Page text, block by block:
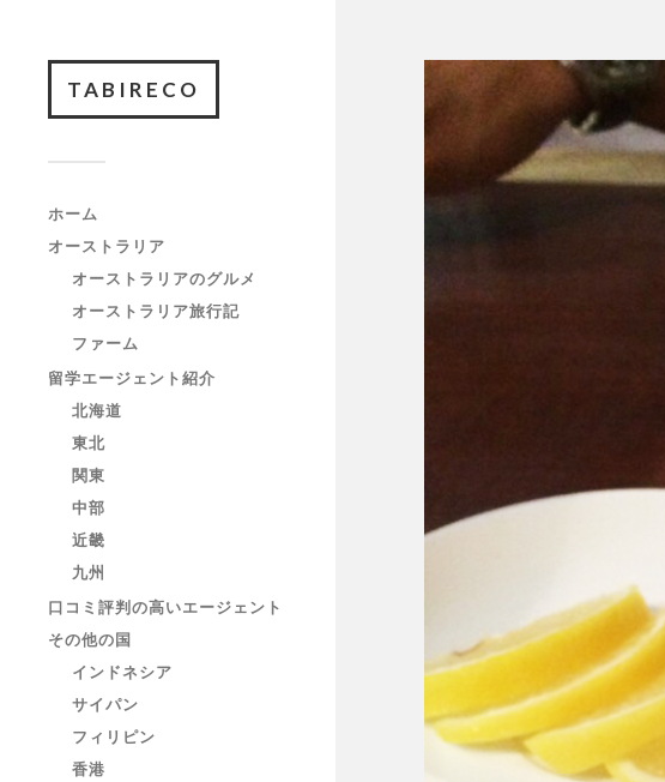
TABIRECO
ホーム
オーストラリア
オーストラリアのグルメ
オーストラリア旅行記
ファーム
留学エージェント紹介
北海道
東北
関東
中部
近畿
九州
口コミ評判の高いエージェント
その他の国
インドネシア
サイパン
フィリピン
香港